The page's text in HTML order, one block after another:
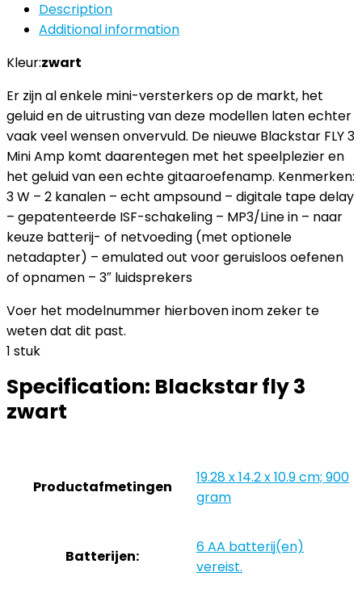
Description
Additional information
Kleur:zwart
Er zijn al enkele mini-versterkers op de markt, het
geluid en de uitrusting van deze modellen laten echter
vaak veel wensen onvervuld. De nieuwe Blackstar FLY 3
Mini Amp komt daarentegen met het speelplezier en
het geluid van een echte gitaaroefenamp. Kenmerken:
3 W – 2 kanalen – echt ampsound – digitale tape delay
– gepatenteerde ISF-schakeling – MP3/Line in – naar
keuze batterij- of netvoeding (met optionele
netadapter) – emulated out voor geruisloos oefenen
of opnamen – 3″ luidsprekers
Voer het modelnummer hierboven inom zeker te
weten dat dit past.
1 stuk
Specification: Blackstar fly 3
zwart
Productafmetingen
‎19.28 x 14.2 x 10.9 cm; 900
gram
Batterijen:
‎6 AA batterij(en)
vereist.